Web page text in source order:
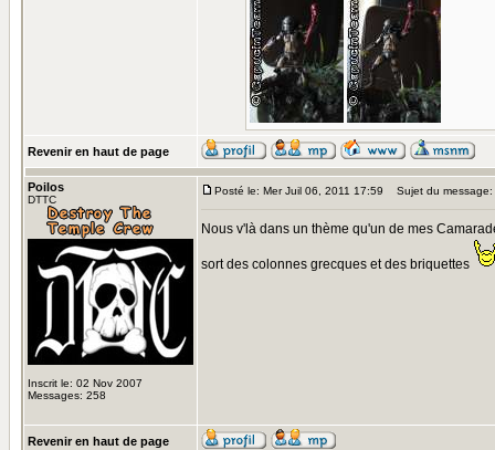
Revenir en haut de page
Poilos
DTTC
Inscrit le: 02 Nov 2007
Messages: 258
Posté le: Mer Juil 06, 2011 17:59 Sujet du message:
Nous v'là dans un thème qu'un de mes
sort des colonnes grecques et des briquettes
Revenir en haut de page